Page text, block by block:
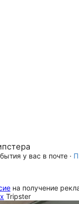
у вас в почте ·
на получение
Tripster